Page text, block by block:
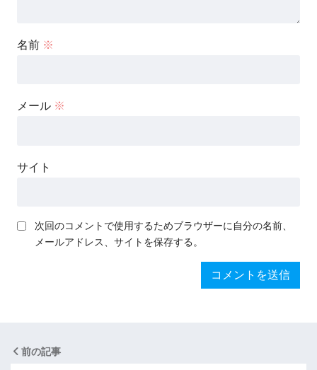
名前 ※
メール ※
サイト
次回のコメントで使用するためブラウザーに自分の名前、
メールアドレス、サイトを保存する。
前の記事